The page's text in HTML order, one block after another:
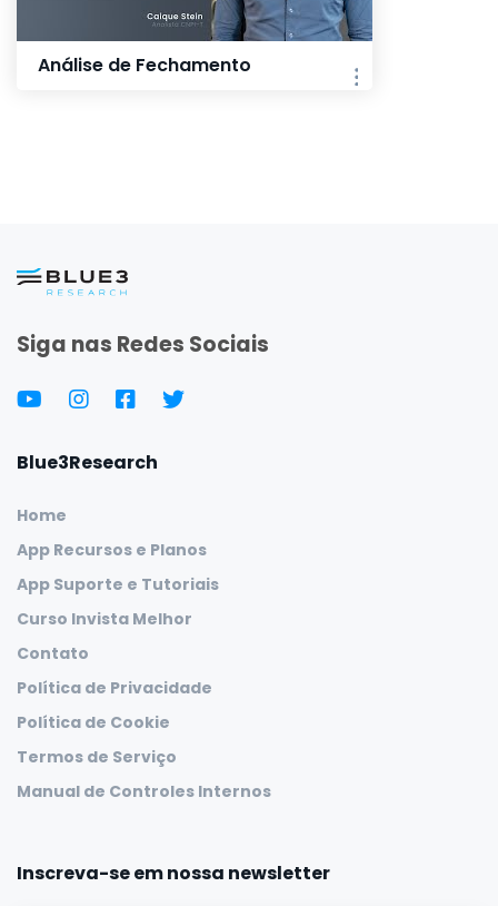
Análise de Fechamento
Siga nas Redes Sociais
Blue3Research
Home
App Recursos e Planos
App Suporte e Tutoriais
Curso Invista Melhor
Contato
Política de Privacidade
Política de Cookie
Termos de Serviço
Manual de Controles Internos
Inscreva-se em nossa newsletter